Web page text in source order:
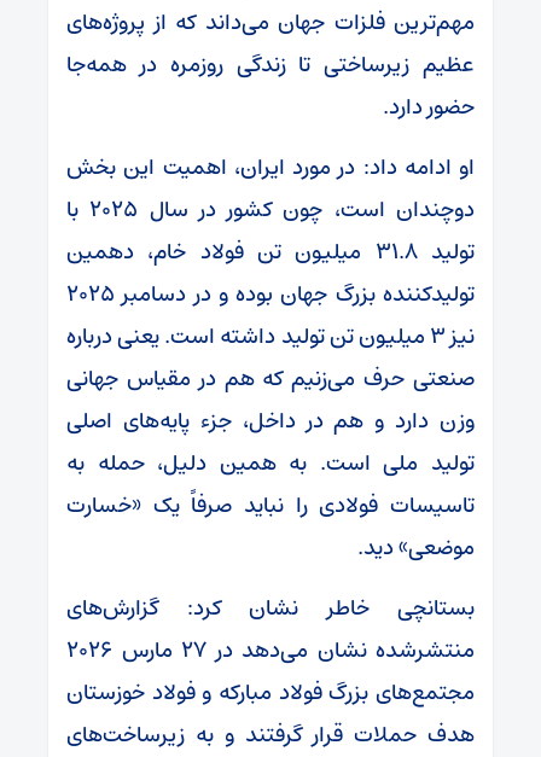
مهم‌ترین فلزات جهان می‌داند که از پروژه‌های
عظیم زیرساختی تا زندگی روزمره در همه‌جا
حضور دارد.
او ادامه داد: در مورد ایران، اهمیت این بخش
دوچندان است، چون کشور در سال ۲۰۲۵ با
تولید ۳۱.۸ میلیون تن فولاد خام، دهمین
تولیدکننده بزرگ جهان بوده و در دسامبر ۲۰۲۵
نیز ۳ میلیون تن تولید داشته است. یعنی درباره
صنعتی حرف می‌زنیم که هم در مقیاس جهانی
وزن دارد و هم در داخل، جزء پایه‌های اصلی
تولید ملی است. به همین دلیل، حمله به
تاسیسات فولادی را نباید صرفاً یک «خسارت
موضعی» دید.
بستانچی خاطر نشان کرد: گزارش‌های
منتشرشده نشان می‌دهد در ۲۷ مارس ۲۰۲۶
مجتمع‌های بزرگ فولاد مبارکه و فولاد خوزستان
هدف حملات قرار گرفتند و به زیرساخت‌های